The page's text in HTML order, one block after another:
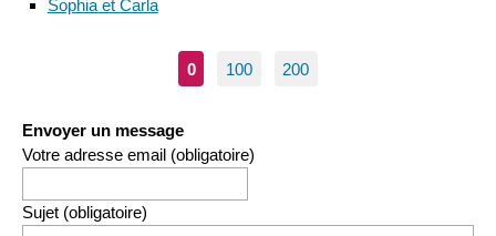
Sophia et Carla
0 100 200
Envoyer un message
Votre adresse email (obligatoire)
Sujet (obligatoire)